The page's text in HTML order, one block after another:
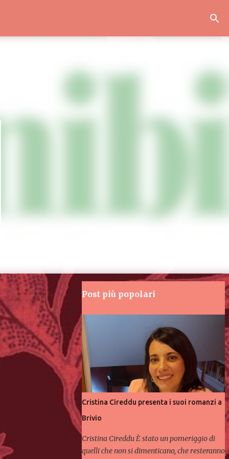
Post più popolari
Cristina Cireddu presenta i suoi romanzi a
Brivio
Cristina Cireddu È stato un pomeriggio di
quelli che non si dimenticano, che resteranno